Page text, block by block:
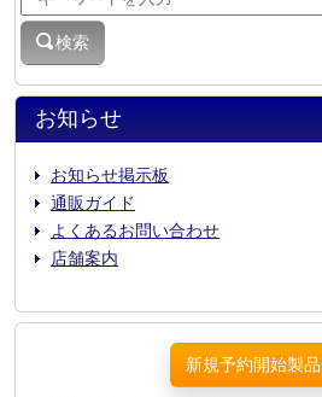
お知らせ
お知らせ掲示板
通販ガイド
よくあるお問い合わせ
店舗案内
検索
新規予約開始製